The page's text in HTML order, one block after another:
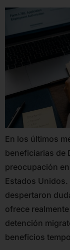
En los últimos
beneficiarias de
preocupación
Estados
despertaron
ofrece
detención
beneficios